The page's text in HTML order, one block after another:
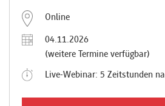
Online
04.11.2026
(weitere Termine verfügbar)
Live-Webinar: 5 Zeitstunden